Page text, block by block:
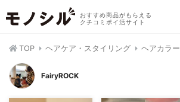
おすすめ商品がもらえる
クチコミポイ活サイト
TOP ヘアケア・スタイリング ヘアカラー
FairyROCK